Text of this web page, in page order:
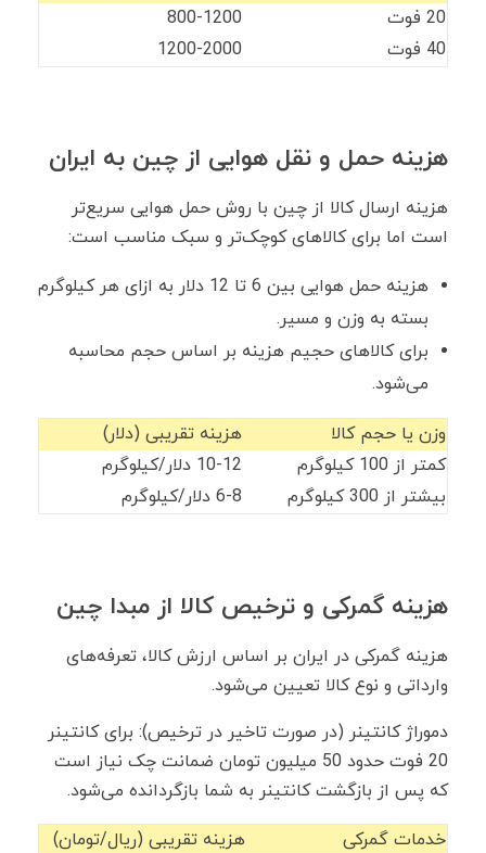
20 فوت
800-1200
40 فوت
1200-2000
هزینه حمل ‌و نقل هوایی از چین به ایران
هزینه ارسال کالا از چین با روش حمل هوایی سریع‌تر
است اما برای کالاهای کوچک‌تر و سبک مناسب است:
هزینه حمل هوایی بین 6 تا 12 دلار به ازای هر کیلوگرم
بسته به وزن و مسیر.
برای کالاهای حجیم هزینه بر اساس حجم محاسبه
می‌شود.
وزن یا حجم کالا
هزینه تقریبی (دلار)
کمتر از 100 کیلوگرم
10-12 دلار/کیلوگرم
بیشتر از 300 کیلوگرم
6-8 دلار/کیلوگرم
هزینه گمرکی و ترخیص کالا از مبدا چین
هزینه گمرکی در ایران بر اساس ارزش کالا، تعرفه‌های
وارداتی و نوع کالا تعیین می‌شود.
دموراژ کانتینر (در صورت تاخیر در ترخیص): برای کانتینر
20 فوت حدود 50 میلیون تومان ضمانت چک نیاز است
که پس از بازگشت کانتینر به شما بازگردانده می‌شود.
خدمات گمرکی
هزینه تقریبی (ریال/تومان)